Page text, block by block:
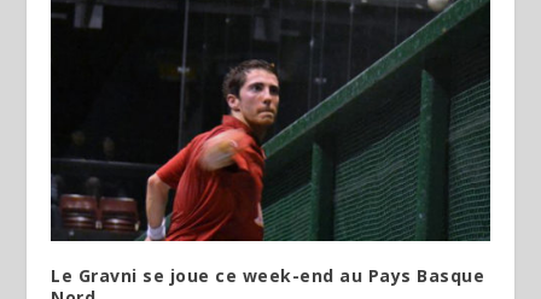
Le Gravni se joue ce week-end au Pays Basque